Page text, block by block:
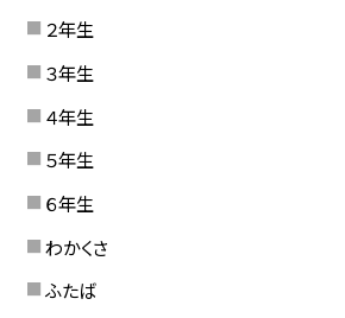
２年生
３年生
４年生
５年生
６年生
わかくさ
ふたば